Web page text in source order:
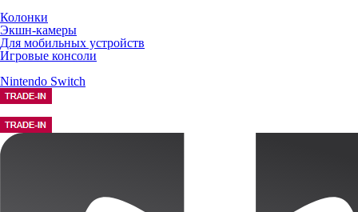
Колонки
Экшн-камеры
Для мобильных устройств
Игровые консоли
Nintendo Switch